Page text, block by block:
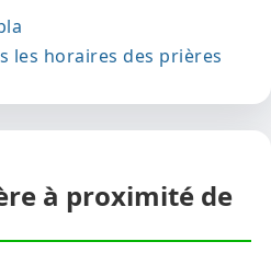
les horaires des prières
à proximité de